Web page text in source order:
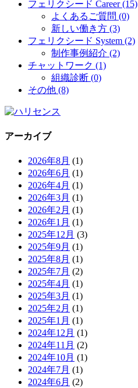
フェリクシード Career (15)
よくあるご質問 (0)
新しい働き方 (3)
フェリクシード System (2)
制作事例紹介 (2)
チャットワーク (1)
組織診断 (0)
その他 (8)
アーカイブ
2026年8月 (1)
2026年6月 (1)
2026年4月 (1)
2026年3月 (1)
2026年2月 (1)
2026年1月 (1)
2025年12月 (3)
2025年9月 (1)
2025年8月 (1)
2025年7月 (2)
2025年4月 (1)
2025年3月 (1)
2025年2月 (1)
2025年1月 (1)
2024年12月 (1)
2024年11月 (2)
2024年10月 (1)
2024年7月 (1)
2024年6月 (2)